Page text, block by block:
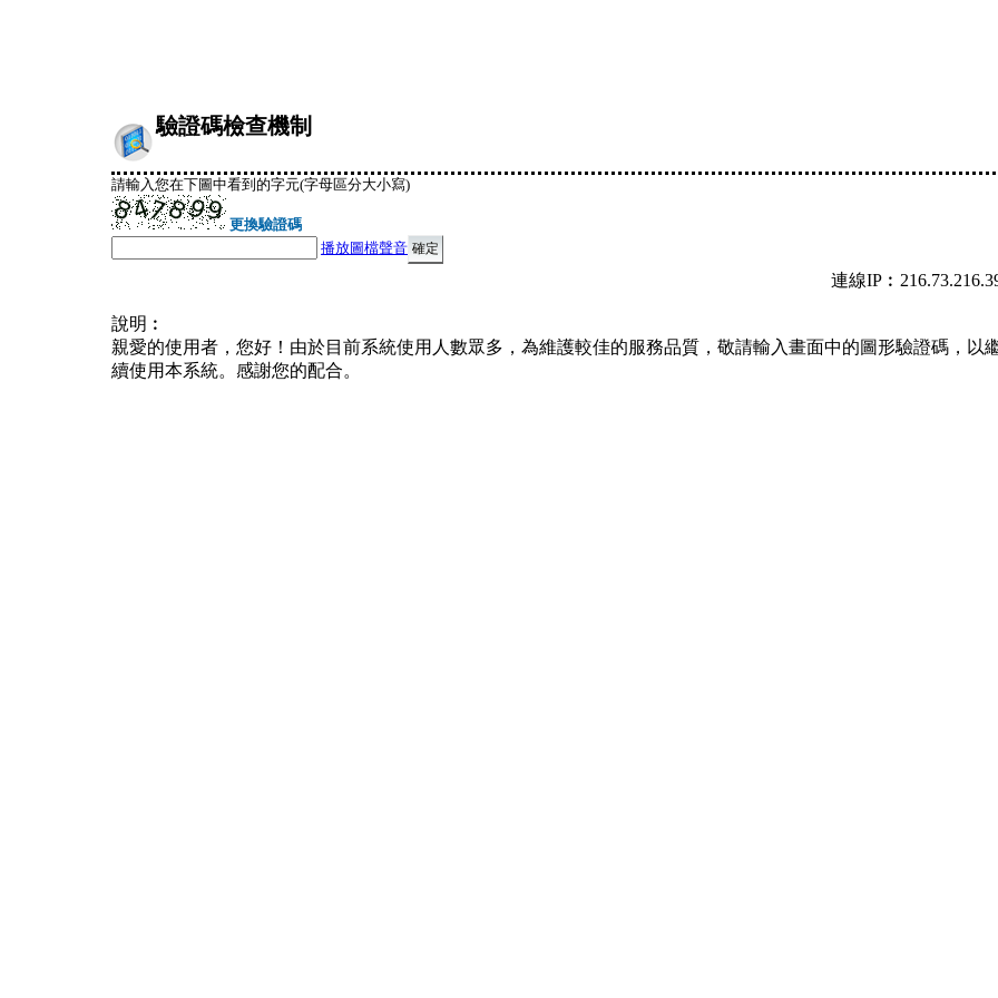
驗證碼檢查機制
請輸入您在下圖中看到的字元(字母區分大小寫)
更換驗證碼
播放圖檔聲音
連線
說明︰
親愛的使用者，您好！由於目前系統使用人數眾多，為維護較佳的服務品質，敬請輸入畫面中的圖形驗證碼，以
續使用本系統。感謝您的配合。